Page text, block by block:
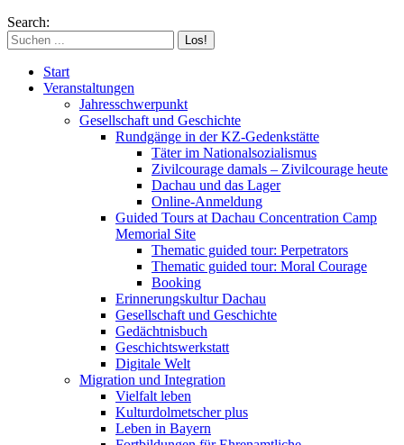
Search:
Start
Veranstaltungen
Jahresschwerpunkt
Gesellschaft und Geschichte
Rundgänge in der KZ-Gedenkstätte
Täter im Nationalsozialismus
Zivilcourage damals – Zivilcourage heute
Dachau und das Lager
Online-Anmeldung
Guided Tours at Dachau Concentration Camp
Memorial Site
Thematic guided tour: Perpetrators
Thematic guided tour: Moral Courage
Booking
Erinnerungskultur Dachau
Gesellschaft und Geschichte
Gedächtnisbuch
Geschichtswerkstatt
Digitale Welt
Migration und Integration
Vielfalt leben
Kulturdolmetscher plus
Leben in Bayern